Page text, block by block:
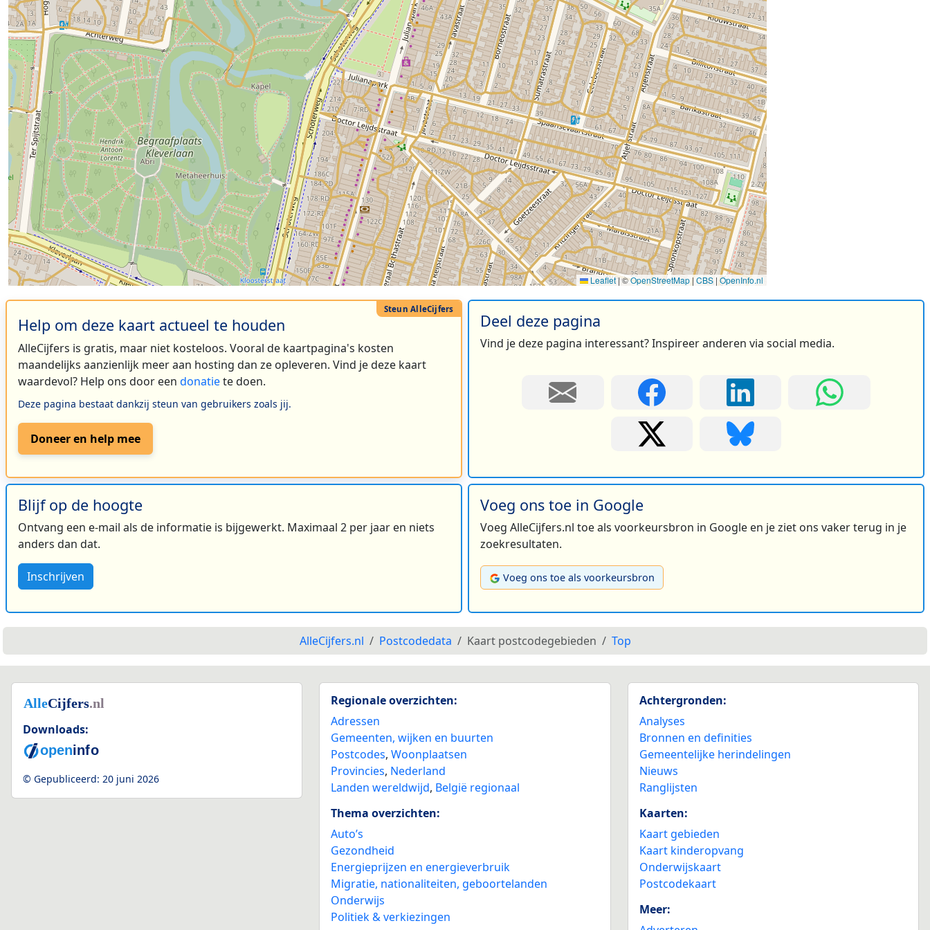
Leaflet|©OpenStreetMap | CBS |OpenInfo.nl
Help om deze kaart actueel te houden
AlleCijfers is gratis, maar niet kosteloos. Vooral de kaartpagina's kosten
maandelijks aanzienlijk meer aan hosting dan ze opleveren. Vind je deze kaart
waardevol? Help ons door een donatiete doen.
Deze pagina bestaat dankzij steun van gebruikers zoals jij.
Doneer en help mee
Deel deze pagina
Vind je deze pagina interessant? Inspireer anderen via social media.
Blijf op de hoogte
Ontvang een e-mail als de informatie is bijgewerkt. Maximaal 2 per jaar en niets
anders dan dat.
Inschrijven
Voeg ons toe in Google
Voeg AlleCijfers.nl toe als voorkeursbron in Google en je ziet ons vaker terug in je
zoekresultaten.
Voeg ons toe als voorkeursbron
AlleCijfers.nl Postcodedata Kaart postcodegebieden Top
Downloads:
© Gepubliceerd: 20 juni 2026
Regionale overzichten:
Adressen
Gemeenten, wijken en buurten
Postcodes,Woonplaatsen
Provincies, Nederland
Landen wereldwijd, België regionaal
Thema overzichten:
Auto’s
Gezondheid
Energieprijzen en energieverbruik
Migratie, nationaliteiten, geboortelanden
Onderwijs
Politiek & verkiezingen
Achtergronden:
Analyses
Bronnen en definities
Gemeentelijke herindelingen
Nieuws
Ranglijsten
Kaarten:
Kaart gebieden
Kaart kinderopvang
Onderwijskaart
Postcodekaart
Meer: